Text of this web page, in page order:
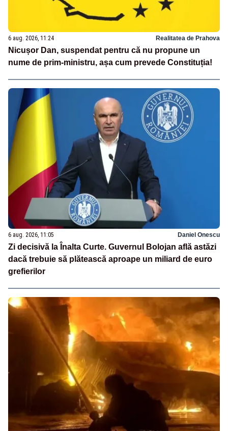
6 aug. 2026, 11:24 Realitatea de Prahova
Nicușor Dan, suspendat pentru că nu propune un
nume de prim-ministru, așa cum prevede Constituția!
6 aug. 2026, 11:05 Daniel Onescu
Zi decisivă la Înalta Curte. Guvernul Bolojan află astăzi
dacă trebuie să plătească aproape un miliard de euro
grefierilor